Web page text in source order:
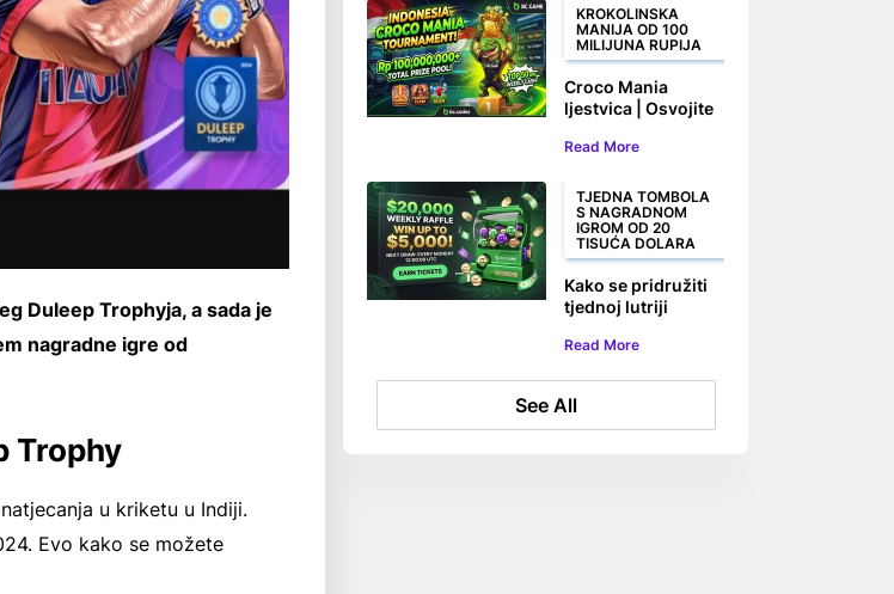
Duleep Trophyja, a sada je
nagradne igre od
Trophy
u kriketu u Indiji.
Evo kako se možete
i novčane nagrade
KROKOLINSKA
MANIJA OD 100
MILIJUNA RUPIJA
Croco Mania
ljestvica | Osvojite
100.000.000 Rp+
Read More
TJEDNA TOMBOLA
S NAGRADNOM
IGROM OD 20
TISUĆA DOLARA
Kako se pridružiti
tjednoj lutriji
USD
Read More
See All